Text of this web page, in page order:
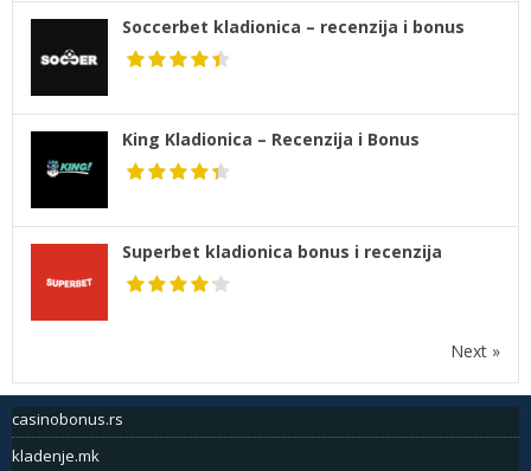
Soccerbet kladionica – recenzija i bonus
King Kladionica – Recenzija i Bonus
Superbet kladionica bonus i recenzija
Next »
casinobonus.rs
kladenje.mk